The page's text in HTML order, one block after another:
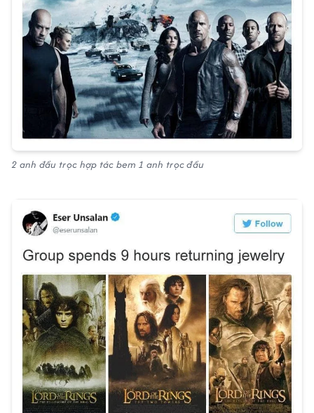
2 anh đầu trọc hợp tác bem 1 anh trọc đầu